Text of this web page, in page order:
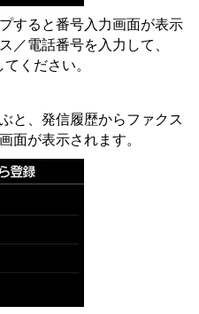
すると番号入力画面が表示
／電話番号を入力して、
ください。
と、発信履歴からファクス
面が表示されます。